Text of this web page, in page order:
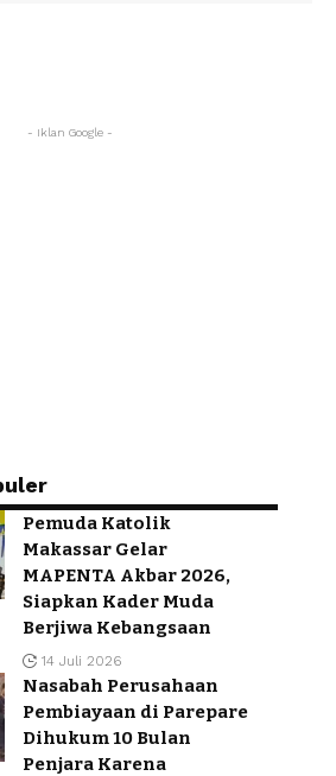
- Iklan Google -
Pemuda Katolik
Makassar Gelar
MAPENTA Akbar 2026,
Siapkan Kader Muda
Berjiwa Kebangsaan
14 Juli 2026
Nasabah Perusahaan
Pembiayaan di Parepare
Dihukum 10 Bulan
Penjara Karena